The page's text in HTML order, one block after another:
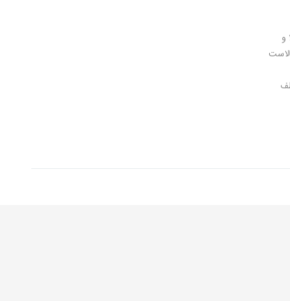
کالا و
لطف